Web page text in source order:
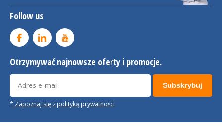
Follow us
Otrzymywać najnowsze oferty i promocje.
Subskrybuj
* Zapoznaj się z polityką prywatności